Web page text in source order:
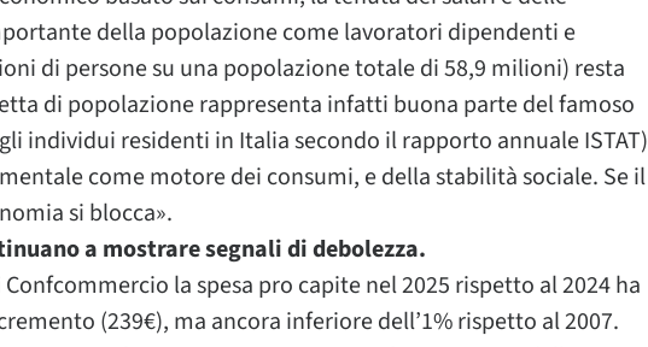
della popolazione come lavoratori dipendenti e
di persone su una popolazione totale di 58,9 milioni) resta
di popolazione rappresenta infatti buona parte del famoso
individui residenti in Italia secondo il rapporto annuale ISTAT)
come motore dei consumi, e della stabilità sociale. Se il
si blocca».
a mostrare segnali di debolezza.
la spesa pro capite nel 2025 rispetto al 2024 ha
(239€), ma ancora inferiore dell’1% rispetto al 2007.